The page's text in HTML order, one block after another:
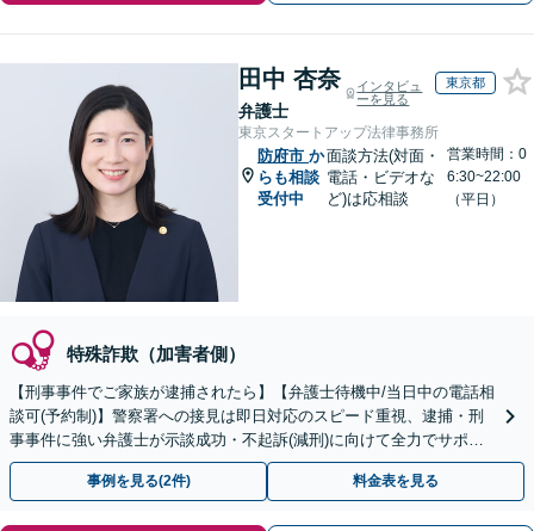
田中 杏奈
弁護士
インタビュ
ーを見る
東京都
東京スタートアップ法律事務所
防府市 か
らも相談
受付中
面談方法(対面・
電話・ビデオな
ど)は応相談
営業時間：0
6:30~22:00
（平日）
特殊詐欺（加害者側）
【刑事事件でご家族が逮捕されたら】【弁護士待機中/当日中の電話相
談可(予約制)】警察署への接見は即日対応のスピード重視、逮捕・刑
事事件に強い弁護士が示談成功・不起訴(減刑)に向けて全力でサポー
トします。【加害者側の相談専門】
事例を見る(2件) 料金表を見る